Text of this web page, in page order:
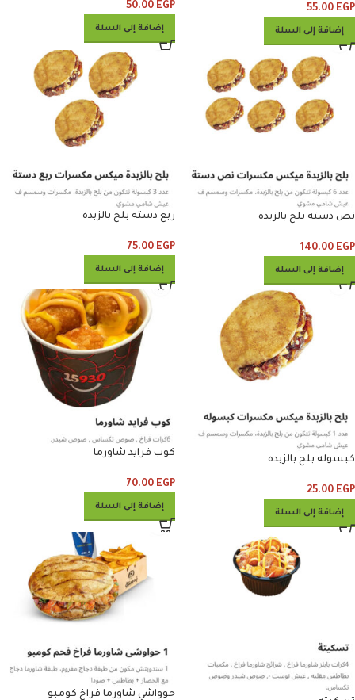
55.00 EGP
إضافة إلى السلة
50.00 EGP
إضافة إلى السلة
نص دسته بلح بالزبده
140.00 EGP
إضافة إلى السلة
ربع دسته بلح بالزبده
75.00 EGP
إضافة إلى السلة
كبسوله بلح بالزبده
25.00 EGP
إضافة إلى السلة
كوب فرايد شاورما
70.00 EGP
إضافة إلى السلة
حوواشي شاورما فراخ كومبو